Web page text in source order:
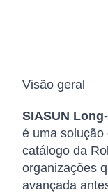
Visão geral
SIASUN
é uma solução
catálogo da
organizações
avançada